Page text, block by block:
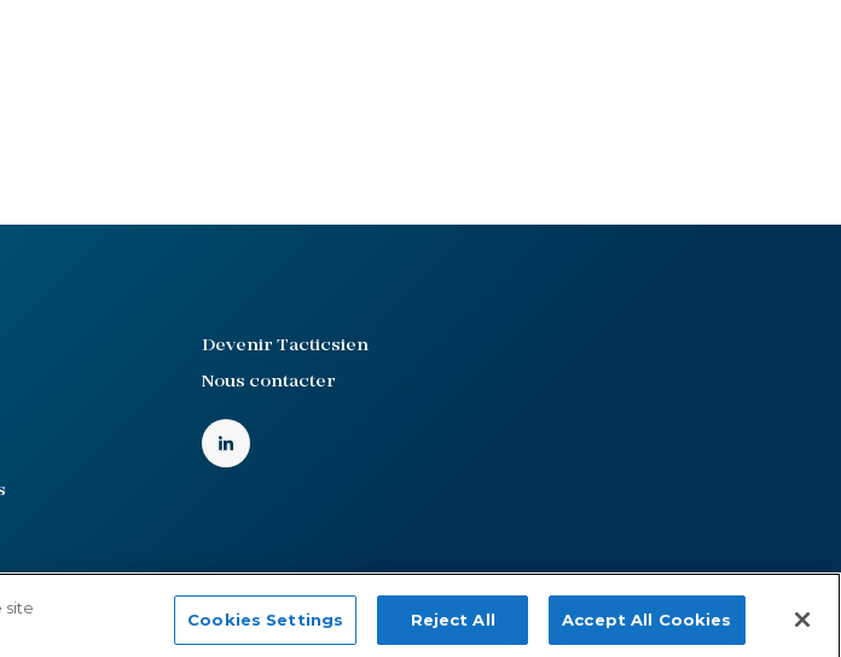
Devenir Tacticsien
Nous contacter
Site internet créé par :Adveris
site
Cookies Settings Reject All Accept All Cookies